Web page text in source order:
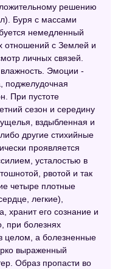
решению
Буря с массами
немедленный
отношений с Землей и
личных связей.
Эмоции -
поджелудочная
При пустоте
сезон и середину
вздыбленная и
другие стихийные
проявляется
усталостью в
рвотой и так
четыре плотные
легкие),
хранит его сознание и
при болезнях
целом, а болезненные
выраженный
Образ пропасти во